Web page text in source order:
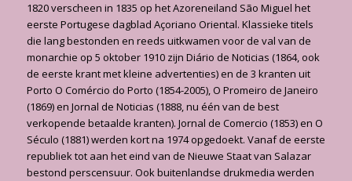
1820 verscheen in 1835 op het Azorenei­land São Miguel het
eerste Portugese dagblad Açoriano Oriental. Klassieke titels
die lang bestonden en reeds uitkwamen voor de val van de
monarchie op 5 oktober 1910 zijn Diário de Noticias (1864, ook
de eerste krant met kleine advertenties) en de 3 kranten uit
Porto O Comércio do Porto (1854-2005), O Promeiro de Janeiro
(1869) en Jornal de Noticias (1888, nu één van de best
verkopende betaalde kranten). Jornal de Comercio (1853) en O
Século (1881) werden kort na 1974 opgedoekt. Vanaf de eerste
republiek tot aan het eind van de Nieuwe Staat van Salazar
bestond perscensuur. Ook buitenlandse drukmedia werden